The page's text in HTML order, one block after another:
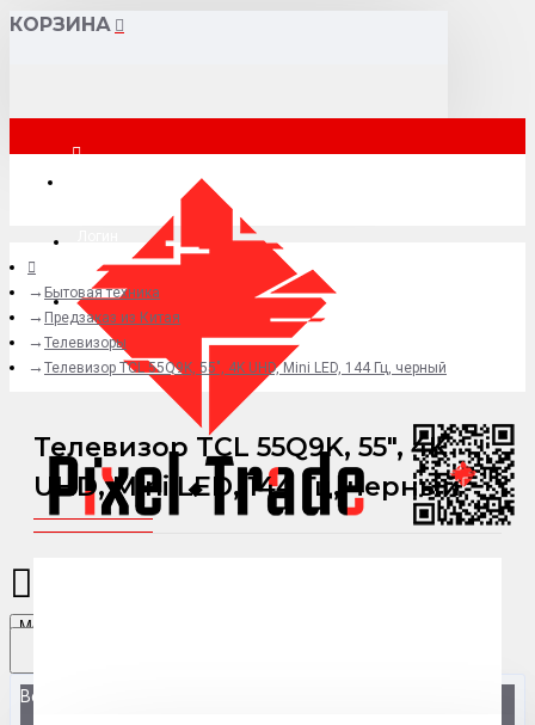
КОРЗИНА
+7 (495) 015-41-41
Menu
Везде
Бытовая техника
Предзаказ из Китая
Телевизоры
Телевизор TCL 55Q9K, 55", 4K UHD, Mini LED, 144 Гц, черный
Телевизор TCL 55Q9K, 55", 4K
UHD, Mini LED, 144 Гц, черный